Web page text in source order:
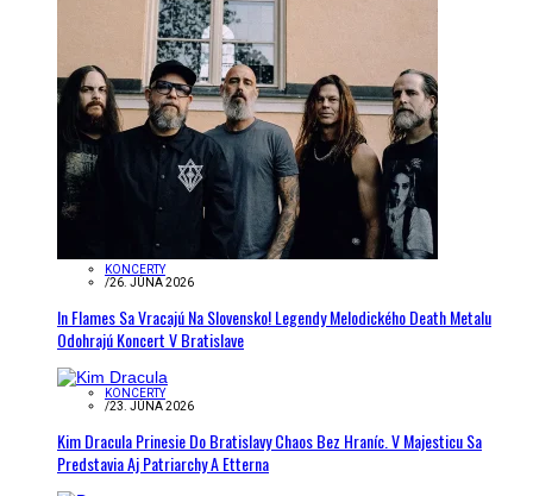
KONCERTY
/26. JÚNA 2026
In Flames Sa Vracajú Na Slovensko! Legendy Melodického Death Metalu
Odohrajú Koncert V Bratislave
KONCERTY
/23. JÚNA 2026
Kim Dracula Prinesie Do Bratislavy Chaos Bez Hraníc. V Majesticu Sa
Predstavia Aj Patriarchy A Etterna